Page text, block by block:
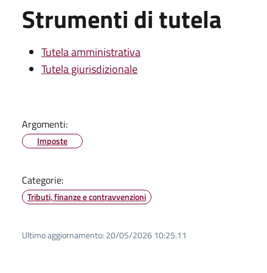
Strumenti di tutela
Tutela amministrativa
Tutela giurisdizionale
Argomenti:
Imposte
Categorie:
Tributi, finanze e contravvenzioni
Ultimo aggiornamento: 20/05/2026 10:25.11